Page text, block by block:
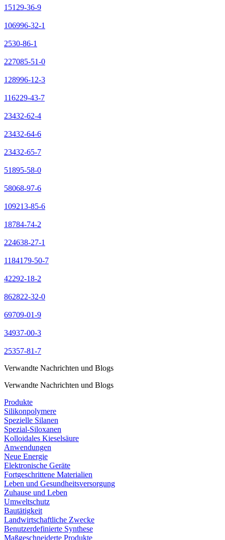
15129-36-9
106996-32-1
2530-86-1
227085-51-0
128996-12-3
116229-43-7
23432-62-4
23432-64-6
23432-65-7
51895-58-0
58068-97-6
109213-85-6
18784-74-2
224638-27-1
1184179-50-7
42292-18-2
862822-32-0
69709-01-9
34937-00-3
25357-81-7
Verwandte Nachrichten und Blogs
Verwandte Nachrichten und Blogs
Produkte
Silikonpolymere
Spezielle Silanen
Spezial-Siloxanen
Kolloidales Kieselsäure
Anwendungen
Neue Energie
Elektronische Geräte
Fortgeschrittene Materialien
Leben und Gesundheitsversorgung
Zuhause und Leben
Umweltschutz
Bautätigkeit
Landwirtschaftliche Zwecke
Benutzerdefinierte Synthese
Maßgeschneiderte Produkte